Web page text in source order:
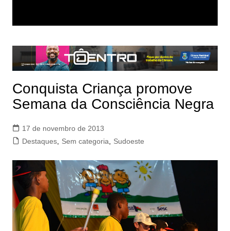
Conquista Criança promove
Semana da Consciência Negra
17 de novembro de 2013
Destaques, Sem categoria, Sudoeste